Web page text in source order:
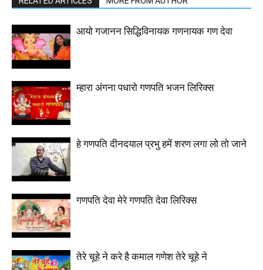
आयो गजानन सिद्धिविनायक गणनायक गण देवा
म्हारा अंगना पधारो गणपति भजन लिरिक्स
हे गणपति दीनदयाल प्रभु हमें शरण लगा लो तो जाने
गणपति देवा मेरे गणपति देवा लिरिक्स
तेरे चूहे ने करे है कमाल गणेश तेरे चूहे ने